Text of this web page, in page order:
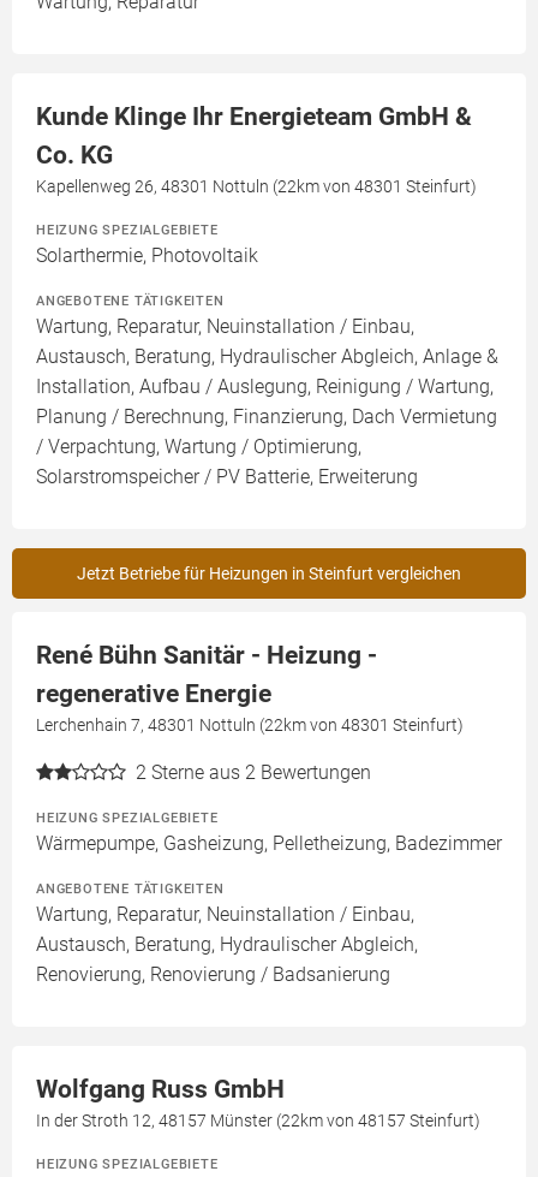
Kunde Klinge Ihr Energieteam GmbH &
Co. KG
Kapellenweg 26, 48301 Nottuln (22km von 48301 Steinfurt)
HEIZUNG SPEZIALGEBIETE
Solarthermie, Photovoltaik
ANGEBOTENE TÄTIGKEITEN
Wartung, Reparatur, Neuinstallation / Einbau,
Austausch, Beratung, Hydraulischer Abgleich, Anlage &
Installation, Aufbau / Auslegung, Reinigung / Wartung,
Planung / Berechnung, Finanzierung, Dach Vermietung
/ Verpachtung, Wartung / Optimierung,
Solarstromspeicher / PV Batterie, Erweiterung
Jetzt Betriebe für Heizungen in Steinfurt vergleichen
René Bühn Sanitär - Heizung -
regenerative Energie
Lerchenhain 7, 48301 Nottuln (22km von 48301 Steinfurt)
2 Sterne aus 2 Bewertungen
HEIZUNG SPEZIALGEBIETE
Wärmepumpe, Gasheizung, Pelletheizung, Badezimmer
ANGEBOTENE TÄTIGKEITEN
Wartung, Reparatur, Neuinstallation / Einbau,
Austausch, Beratung, Hydraulischer Abgleich,
Renovierung, Renovierung / Badsanierung
Wolfgang Russ GmbH
In der Stroth 12, 48157 Münster (22km von 48157 Steinfurt)
HEIZUNG SPEZIALGEBIETE